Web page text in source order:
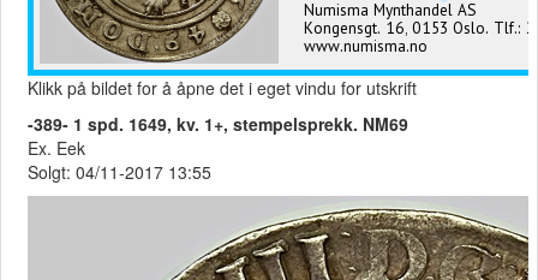
Klikk på bildet for å åpne det i eget vindu for utskrift
-389- 1 spd. 1649, kv. 1+, stempelsprekk. NM69
Ex. Eek
Solgt: 04/11-2017 13:55